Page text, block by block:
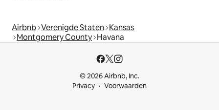
Airbnb Verenigde Staten Kansas
Montgomery County Havana
© 2026 Airbnb, Inc.
Privacy
Voorwaarden